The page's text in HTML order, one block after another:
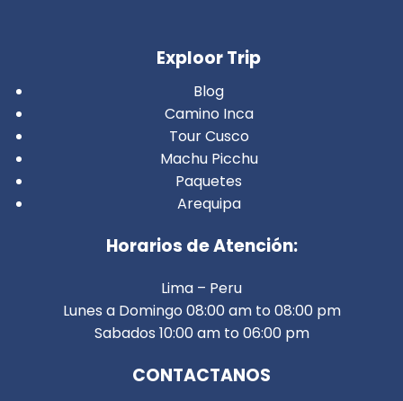
Exploor Trip
Blog
Camino Inca
Tour Cusco
Machu Picchu
Paquetes
Arequipa
Horarios de Atención:
Lima – Peru
Lunes a Domingo 08:00 am to 08:00 pm
Sabados 10:00 am to 06:00 pm
CONTACTANOS